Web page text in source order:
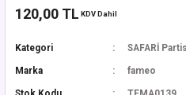
120,00 TL KDV Dahil
Kategori SAFARİ
Marka fameo